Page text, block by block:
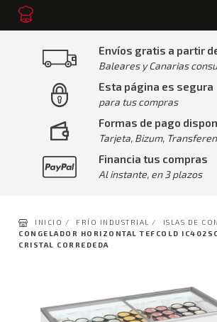
Envíos gratis a partir
Baleares y Canarias
Esta página es segura
para tus compras
Formas de pago
Tarjeta, Bizum,
Financia tus compras
Al instante, en 3 plazos
INICIO / FRÍO INDUSTRIAL /
ISLAS DE
CONGELADOR HORIZONTAL TEFCOLD
CRISTAL CORREDEDA